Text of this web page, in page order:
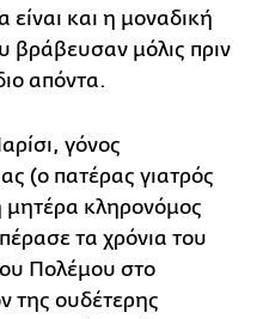
είναι και η μοναδική
βράβευσαν μόλις πριν
απόντα.
γόνος
(ο πατέρας γιατρός
μητέρα κληρονόμος
τα χρόνια του
Πολέμου στο
της ουδέτερης